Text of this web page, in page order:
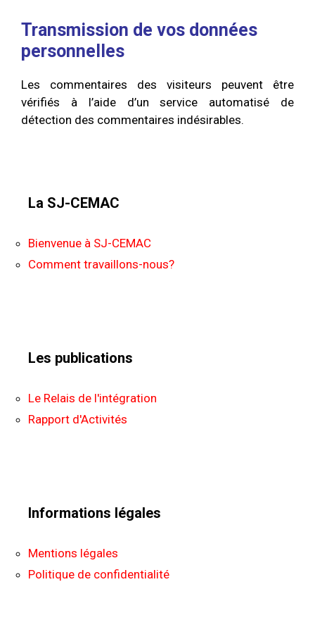
Transmission de vos données
personnelles
Les commentaires des visiteurs peuvent être
vérifiés à l’aide d’un service automatisé de
détection des commentaires indésirables.
La SJ-CEMAC
Bienvenue à SJ-CEMAC
Comment travaillons-nous?
Les publications
Le Relais de l'intégration
Rapport d'Activités
Informations légales
Mentions légales
Politique de confidentialité